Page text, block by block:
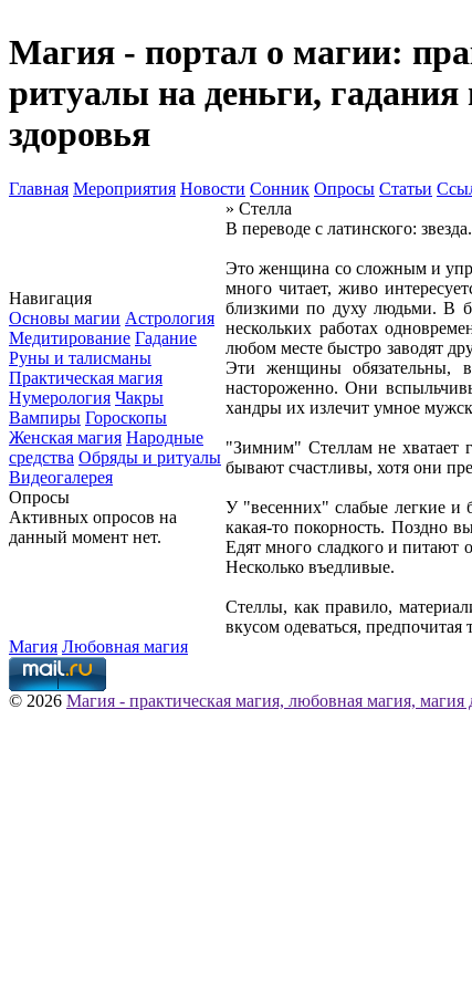
Магия - портал о магии:
ритуалы на деньги,
здоровья
Главная Мероприятия Новости Сонник Опросы Статьи
Навигация
Основы магии Астрология
Медитирование Гадание
Руны и талисманы
Практическая магия
Нумерология Чакры
Вампиры Гороскопы
Женская магия Народные
средства Обряды и ритуалы
Видеогалерея
Опросы
Активных опросов на
данный момент нет.
» Стелла
В переводе с латинского: звезда.
Это женщина со сложным и
много читает, живо
близкими по духу людьми. В
нескольких работах
любом месте быстро заводят
Эти женщины обязательны,
настороженно. Они
хандры их излечит умное
"Зимним" Стеллам не хватает
бывают счастливы, хотя они
У "весенних" слабые легкие и
какая-то покорность. Поздно
Едят много сладкого и питают
Несколько въедливые.
Стеллы, как правило,
вкусом одеваться,
Магия Любовная магия
© 2026 Магия - практическая магия, любовная магия, магия